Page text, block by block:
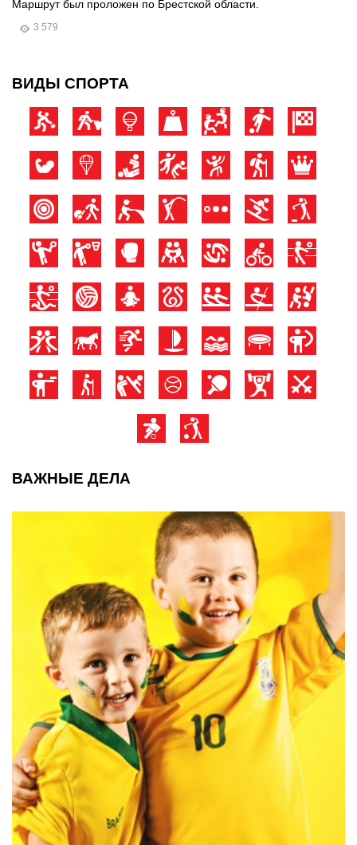
Маршрут был проложен по Брестской области.
3 579
ВИДЫ СПОРТА
ВАЖНЫЕ ДЕЛА